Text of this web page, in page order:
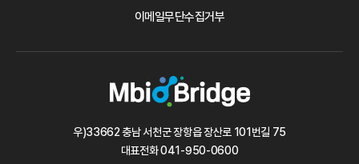
이메일무단수집거부
우)33662 충남 서천군 장항읍 장산로 101번길 75
대표전화041-950-0600